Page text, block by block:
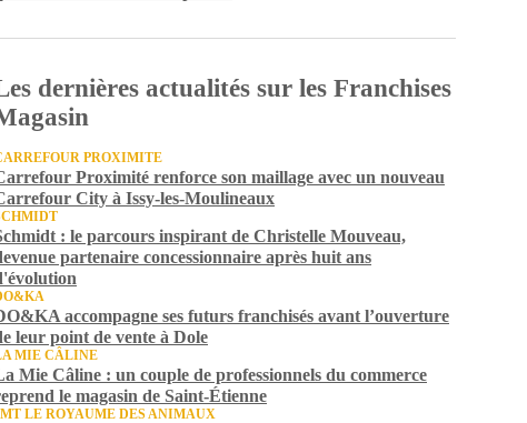
dernières actualités sur les Franchises
PROXIMITE
Proximité renforce son maillage avec un nouveau
City à Issy-les-Moulineaux
: le parcours inspirant de Christelle Mouveau,
partenaire concessionnaire après huit ans
accompagne ses futurs franchisés avant l’ouverture
leur point de vente à Dole
MIE CÂLINE
Mie Câline : un couple de professionnels du commerce
le magasin de Saint-Étienne
LE ROYAUME DES ANIMAUX